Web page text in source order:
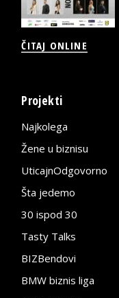
ČITAJ ONLINE
Projekti
Najkolega
Žene u biznisu
UticajnOdgovorno
Šta jedemo
30 ispod 30
Tasty Talks
BIZBendovi
BMW biznis liga